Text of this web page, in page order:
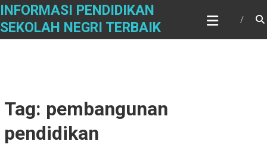
Skip
content
INFORMASI PENDIDIKAN
SEKOLAH NEGRI TERBAIK
Tag: pembangunan
pendidikan